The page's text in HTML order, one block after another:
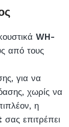
WH-
από τους
για να
χωρίς να
η
σας επιτρέπει